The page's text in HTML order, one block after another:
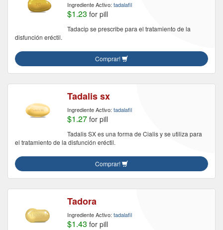
Ingrediente Activo: tadalafil
$1.23 for pill
Tadacip se prescribe para el tratamiento de la
disfunción eréctil.
Comprar!
Tadalis sx
Ingrediente Activo: tadalafil
$1.27 for pill
Tadalis SX es una forma de Cialis y se utiliza para
el tratamiento de la disfunción eréctil.
Comprar!
Tadora
Ingrediente Activo: tadalafil
$1.43 for pill